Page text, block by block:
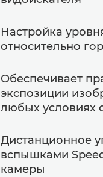
Настройка
относительно
Обеспечивает
экспозиции
любых условиях
Дистанционное
вспышками
камеры